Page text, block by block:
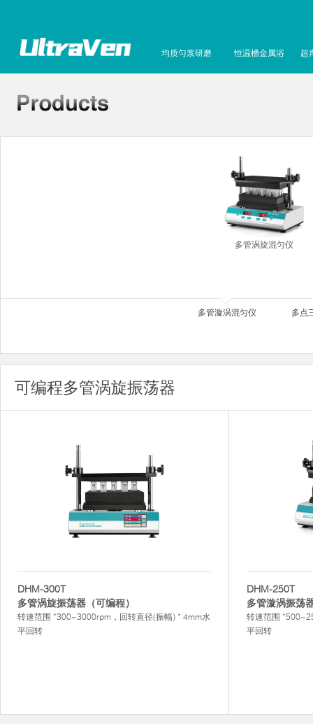
均质匀浆研磨 恒温槽金属浴 超
多管涡旋混匀仪
多管漩涡混匀仪 多点
可编程多管涡旋振荡器
DHM-300T
多管涡旋振荡器（可编程）
转速范围 *300~3000rpm，回转直径(振幅) * 4mm水
平回转
DHM-250T
多管漩涡振荡
转速范围
平回转